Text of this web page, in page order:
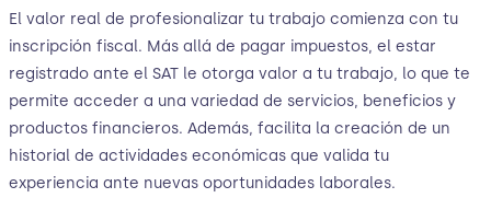
El valor real de profesionalizar tu trabajo comienza con tu
inscripción fiscal. Más allá de pagar impuestos, el estar
registrado ante el SAT le otorga valor a tu trabajo, lo que te
permite acceder a una variedad de servicios, beneficios y
productos financieros. Además, facilita la creación de un
historial de actividades económicas que valida tu
experiencia ante nuevas oportunidades laborales.